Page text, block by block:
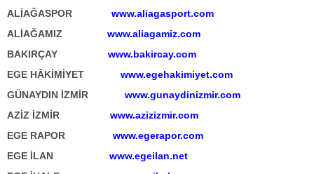
ALİAĞASPOR www.aliagasport.com
ALİAĞAMIZ www.aliagamiz.com
BAKIRÇAY www.bakircay.com
EGE HÂKİMİYET www.egehakimiyet.com
GÜNAYDIN İZMİR www.gunaydinizmir.com
AZİZ İZMİR www.azizizmir.com
EGE RAPOR www.egerapor.com
EGE İLAN www.egeilan.net